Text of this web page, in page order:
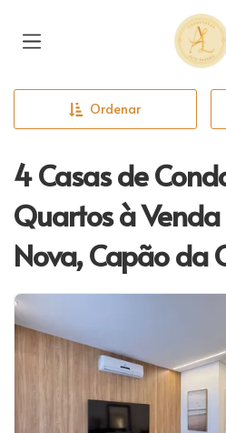
Ordenar
4 Casas de
Quartos à
Nova, Capão da